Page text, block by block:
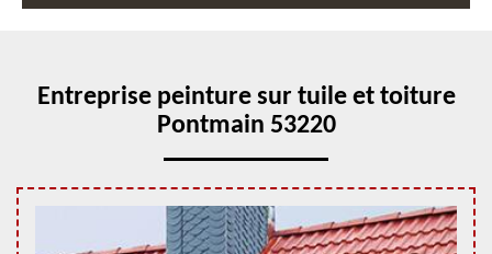
Entreprise peinture sur tuile et toiture
Pontmain 53220